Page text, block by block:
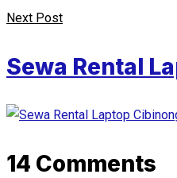
Next Post
Sewa Rental
14 Comments